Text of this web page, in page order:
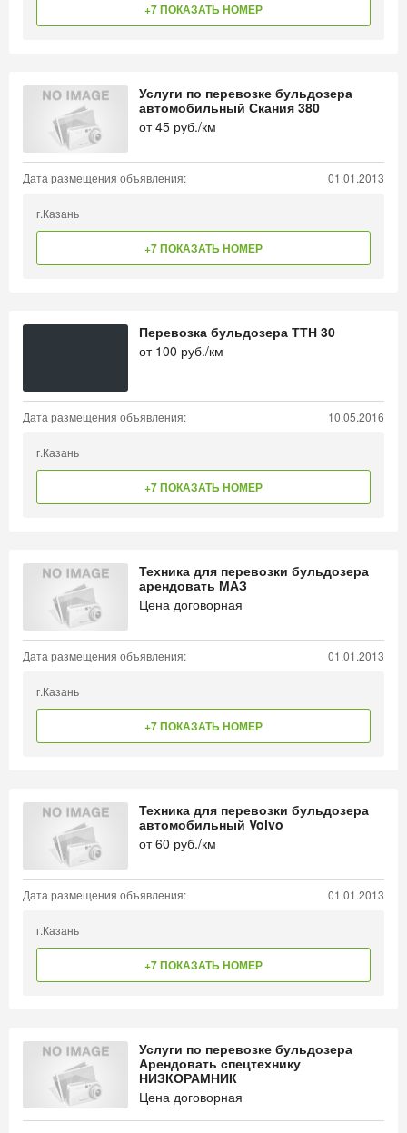
+7 ПОКАЗАТЬ НОМЕР
Услуги по перевозке бульдозера
автомобильный Скания 380
от45 руб./км
Дата размещения объявления: 01.01.2013
г.Казань
+7 ПОКАЗАТЬ НОМЕР
Перевозка бульдозера ТТН 30
от 100 руб./км
Дата размещения объявления: 10.05.2016
г.Казань
+7 ПОКАЗАТЬ НОМЕР
Техника для перевозки бульдозера
арендовать МАЗ
Цена договорная
Дата размещения объявления: 01.01.2013
г.Казань
+7 ПОКАЗАТЬ НОМЕР
Техника для перевозки бульдозера
автомобильный Volvo
от60 руб./км
Дата размещения объявления: 01.01.2013
г.Казань
+7 ПОКАЗАТЬ НОМЕР
Услуги по перевозке бульдозера
Арендовать спецтехнику
НИЗКОРАМНИК
Цена договорная